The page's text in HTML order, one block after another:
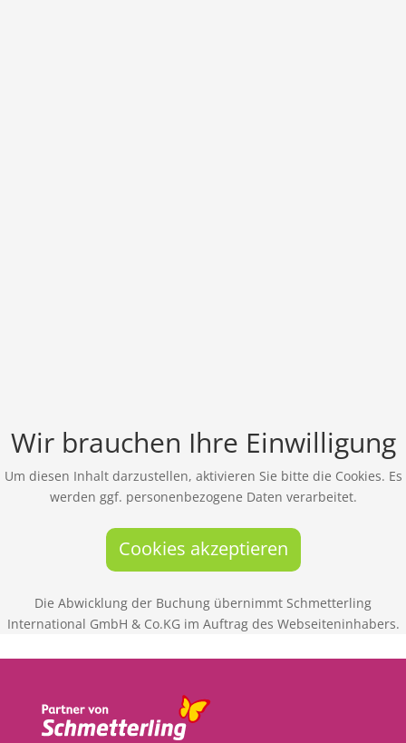
Wir brauchen Ihre Einwilligung
Um diesen Inhalt darzustellen, aktivieren Sie bitte die Cookies. Es
werden ggf. personenbezogene Daten verarbeitet.
Cookies akzeptieren
Die Abwicklung der Buchung übernimmt Schmetterling
International GmbH & Co.KG im Auftrag des Webseiteninhabers.